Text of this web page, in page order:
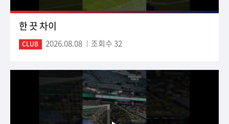
한 끗 차이
CLUB 2026.08.08 조회수 32